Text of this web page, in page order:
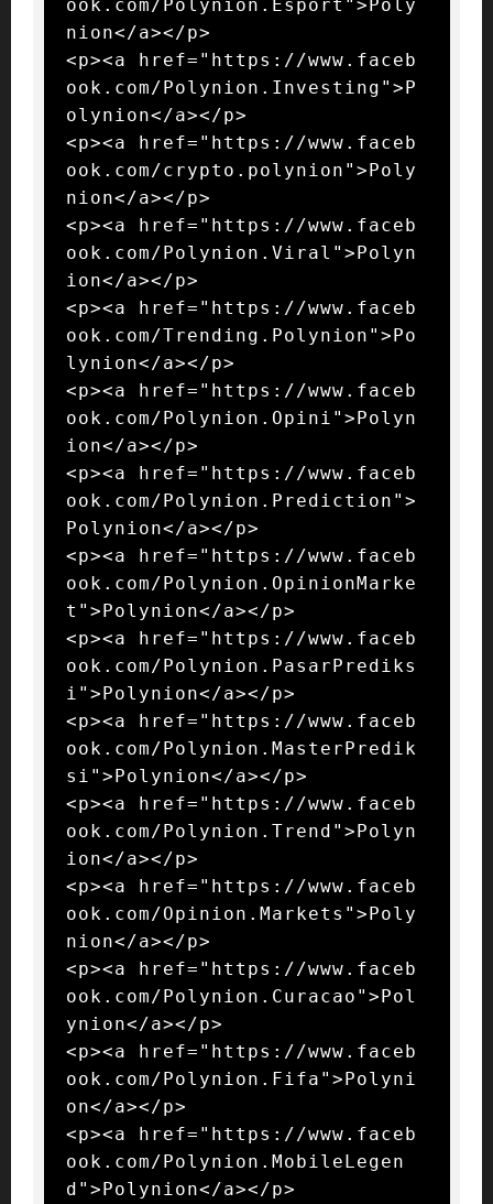
ook.com/Polynion.Esport">Poly
nion</a></p>
<p><a href="https://www.faceb
ook.com/Polynion.Investing">P
olynion</a></p>
<p><a href="https://www.faceb
ook.com/crypto.polynion">Poly
nion</a></p>
<p><a href="https://www.faceb
ook.com/Polynion.Viral">Polyn
ion</a></p>
<p><a href="https://www.faceb
ook.com/Trending.Polynion">Po
lynion</a></p>
<p><a href="https://www.faceb
ook.com/Polynion.Opini">Polyn
ion</a></p>
<p><a href="https://www.faceb
ook.com/Polynion.Prediction">
Polynion</a></p>
<p><a href="https://www.faceb
ook.com/Polynion.OpinionMarke
t">Polynion</a></p>
<p><a href="https://www.faceb
ook.com/Polynion.PasarPrediks
i">Polynion</a></p>
<p><a href="https://www.faceb
ook.com/Polynion.MasterPredik
si">Polynion</a></p>
<p><a href="https://www.faceb
ook.com/Polynion.Trend">Polyn
ion</a></p>
<p><a href="https://www.faceb
ook.com/Opinion.Markets">Poly
nion</a></p>
<p><a href="https://www.faceb
ook.com/Polynion.Curacao">Pol
ynion</a></p>
<p><a href="https://www.faceb
ook.com/Polynion.Fifa">Polyni
on</a></p>
<p><a href="https://www.faceb
ook.com/Polynion.MobileLegen
d">Polynion</a></p>